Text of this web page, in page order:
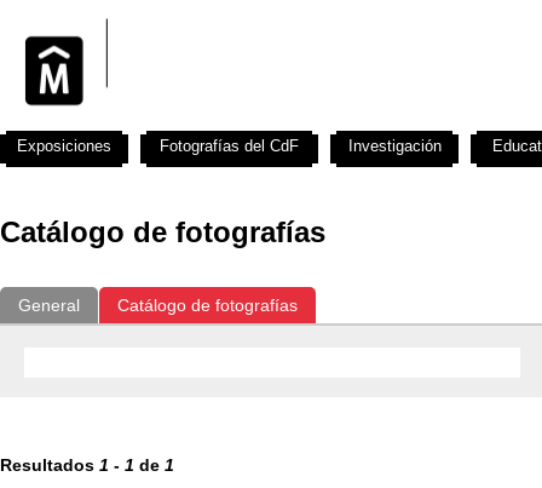
Catálogo de fotografías
General Catálogo de fotografías
Resultados 1 - 1 de 1
Exposiciones Fotografías del CdF Investigación